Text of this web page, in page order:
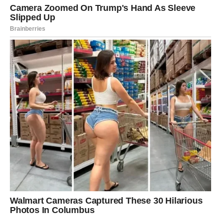
će se pojaviti u njihovim mislima.
Mnogi Blizanci će iznenada početi razmišljati o ljudima
koje dugo nisu vidjeli.
Neki će poželjeti da obnove kontakt.
Neki će tražiti odgovore koje nikada nisu dobili.
A neki će jednostavno pokušavati razumjeti zašto su se
određene stvari dogodile baš onako kako jesu.
Zvijezde pokazuju mogućnost javljanja osobe iz prošlosti.
To može biti bivša ljubav, stari prijatelj ili neko ko je
nekada imao veoma važnu ulogu u njihovom životu.
Iako će ih prošlost snažno privlačiti, važno je da ne